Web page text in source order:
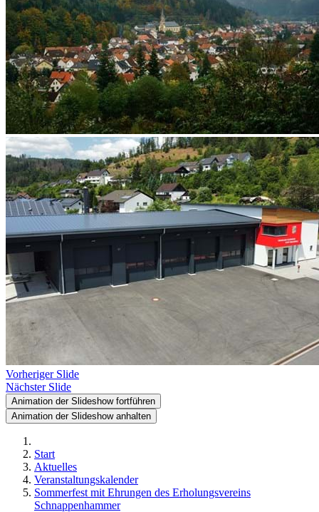
Vorheriger Slide
Nächster Slide
Animation der Slideshow fortführen
Animation der Slideshow anhalten
Start
Aktuelles
Veranstaltungskalender
Sommerfest mit Ehrungen des Erholungsvereins
Schnappenhammer